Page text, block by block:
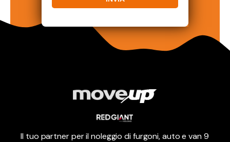
Il tuo partner per il noleggio di furgoni, auto e van 9